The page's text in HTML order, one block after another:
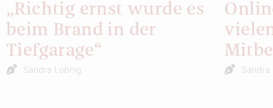
„Richtig ernst wurde es
beim Brand in der
Tiefgarage“
Sandra Lobnig Sandra